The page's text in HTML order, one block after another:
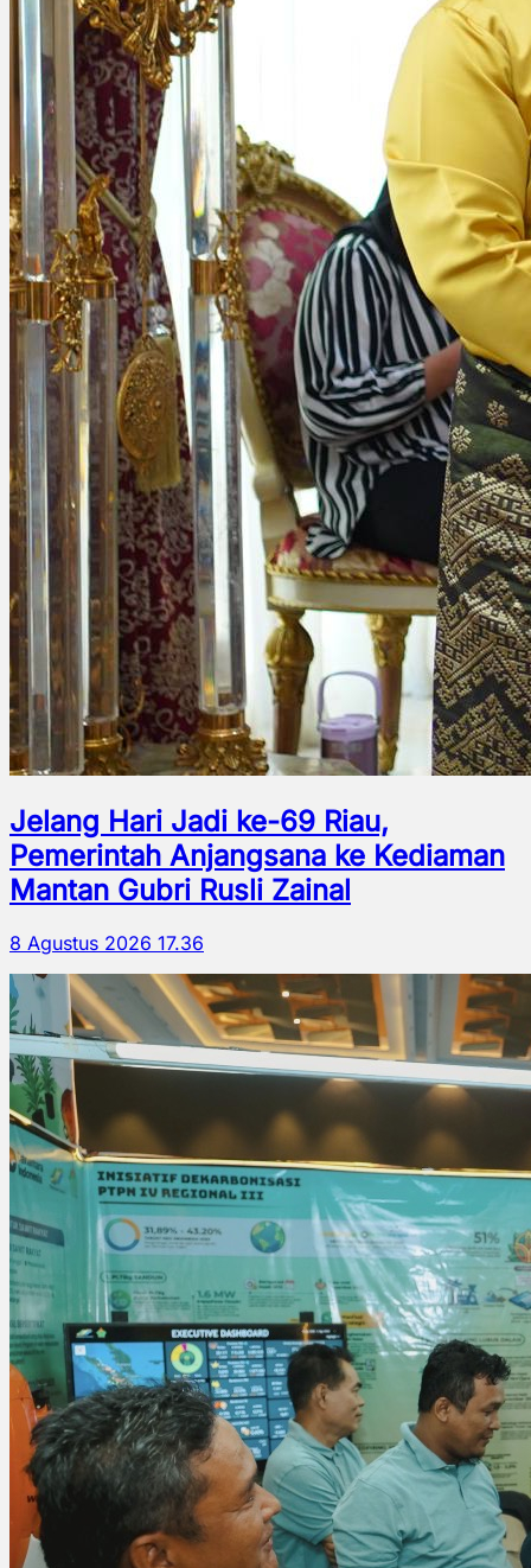
Jelang Hari Jadi ke-69 Riau,
Pemerintah Anjangsana ke Kediaman
Mantan Gubri Rusli Zainal
8 Agustus 2026 17.36